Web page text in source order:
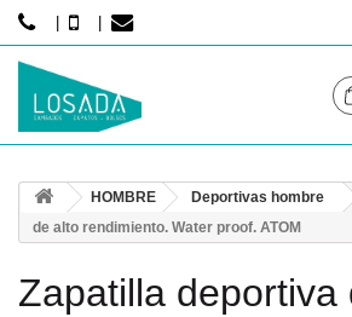
HOMBRE
HOMBRE Deportivas hombre
de alto rendimiento. Water proof. ATOM
Zapatilla deportiva